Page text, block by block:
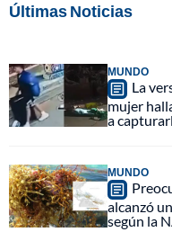
Últimas Noticias
MUNDO
La
mujer
a
MUNDO
alcanzó
según la